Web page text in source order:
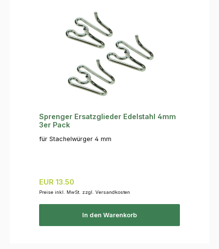
Sprenger Ersatzglieder Edelstahl 4mm
3er Pack
für Stachelwürger 4 mm
Regulärer Preis:
EUR 13.50
Preise inkl. MwSt. zzgl. Versandkosten
In den Warenkorb